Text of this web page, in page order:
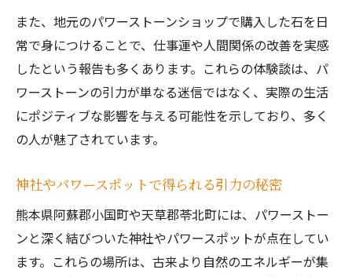
また、地元のパワーストーンショップで購入した石を日
常で身につけることで、仕事運や人間関係の改善を実感
したという報告も多くあります。これらの体験談は、パ
ワーストーンの引力が単なる迷信ではなく、実際の生活
にポジティブな影響を与える可能性を示しており、多く
の人が魅了されています。
神社やパワースポットで得られる引力の秘密
熊本県阿蘇郡小国町や天草郡苓北町には、パワーストー
ンと深く結びついた神社やパワースポットが点在してい
ます。これらの場所は、古来より自然のエネルギーが集